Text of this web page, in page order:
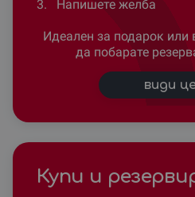
3. Напишете желба
Идеален за подарок или
да побарате
види
Купи и